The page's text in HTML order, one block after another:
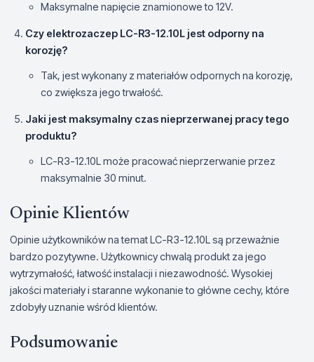
Maksymalne napięcie znamionowe to 12V.
Czy elektrozaczep LC-R3-12.10L jest odporny na
korozję?
Tak, jest wykonany z materiałów odpornych na korozję,
co zwiększa jego trwałość.
Jaki jest maksymalny czas nieprzerwanej pracy tego
produktu?
LC-R3-12.10L może pracować nieprzerwanie przez
maksymalnie 30 minut.
Opinie Klientów
Opinie użytkowników na temat LC-R3-12.10L są przeważnie
bardzo pozytywne. Użytkownicy chwalą produkt za jego
wytrzymałość, łatwość instalacji i niezawodność. Wysokiej
jakości materiały i staranne wykonanie to główne cechy, które
zdobyły uznanie wśród klientów.
Podsumowanie